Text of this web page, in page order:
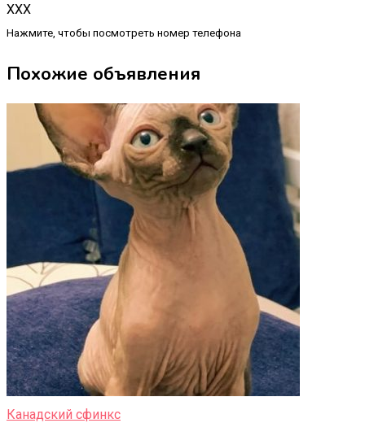
XXX
Нажмите, чтобы посмотреть номер телефона
Похожие объявления
Канадский сфинкс